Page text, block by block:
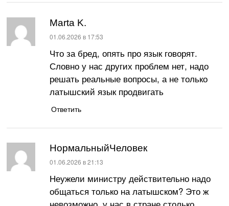
Marta K.
:
01.06.2026 в 17:53
Что за бред, опять про язык говорят.
Словно у нас других проблем нет, надо
решать реальные вопросы, а не только
латышский язык продвигать
Ответить
НормальныйЧеловек
:
01.06.2026 в 21:13
Неужели министру действительно надо
общаться только на латышском? Это ж